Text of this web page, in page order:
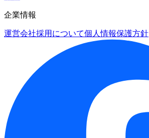
企業情報
運営会社採用について個人情報保護方針